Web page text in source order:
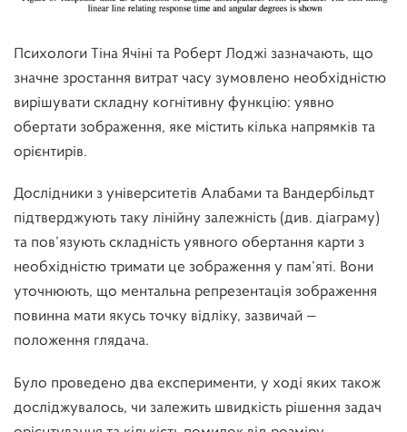
Психологи Тіна Ячіні та Роберт Лоджі зазначають, що
значне зростання витрат часу зумовлено необхідністю
вирішувати складну когнітивну функцію: уявно
обертати зображення, яке містить кілька напрямків та
орієнтирів.
Дослідники з університетів Алабами та Вандербільдт
підтверджують таку лінійну залежність (див. діаграму)
та пов’язують складність уявного обертання карти з
необхідністю тримати це зображення у пам’яті. Вони
уточнюють, що ментальна репрезентація зображення
повинна мати якусь точку відліку, зазвичай —
положення глядача.
Було проведено два експерименти, у ході яких також
досліджувалось, чи залежить швидкість рішення задач